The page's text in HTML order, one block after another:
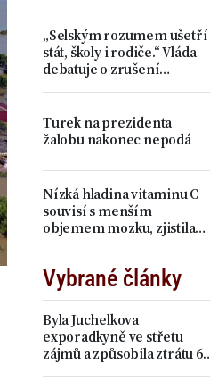
„Selským rozumem ušetří
stát, školy i rodiče.“ Vláda
debatuje o zrušení
Turek na prezidenta
žalobu nakonec nepodá
Nízká hladina vitaminu C
souvisí s menším
objemem mozku, zjistila
Vybrané články
Byla Juchelkova
exporadkyně ve střetu
zájmů a způsobila ztrátu 64